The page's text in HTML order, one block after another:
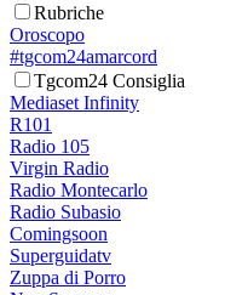
Rubriche
Oroscopo
#tgcom24amarcord
Tgcom24 Consiglia
Mediaset Infinity
R101
Radio 105
Virgin Radio
Radio Montecarlo
Radio Subasio
Comingsoon
Superguidatv
Zuppa di Porro